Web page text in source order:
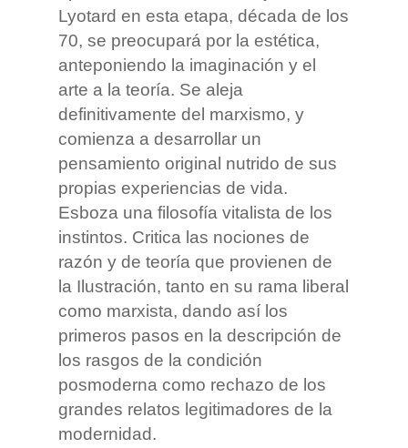
Lyotard en esta etapa, década de los
70, se preocupará por la estética,
anteponiendo la imaginación y el
arte a la teoría. Se aleja
definitivamente del marxismo, y
comienza a desarrollar un
pensamiento original nutrido de sus
propias experiencias de vida.
Esboza una filosofía vitalista de los
instintos. Critica las nociones de
razón y de teoría que provienen de
la Ilustración, tanto en su rama liberal
como marxista, dando así los
primeros pasos en la descripción de
los rasgos de la condición
posmoderna como rechazo de los
grandes relatos legitimadores de la
modernidad.